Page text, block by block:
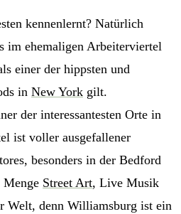
kennenlernt? Natürlich
im ehemaligen Arbeiterviertel
einer der hippsten und
in New York gilt.
der interessantesten Orte in
ist voller ausgefallener
besonders in der Bedford
Menge Street Art, Live Musik
Welt, denn Williamsburg ist ein